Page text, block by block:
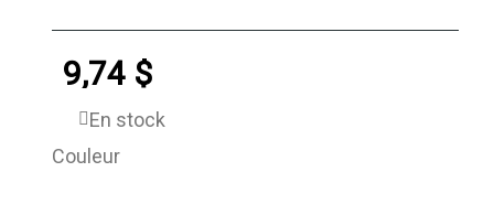
9,74 $
En stock
Couleur